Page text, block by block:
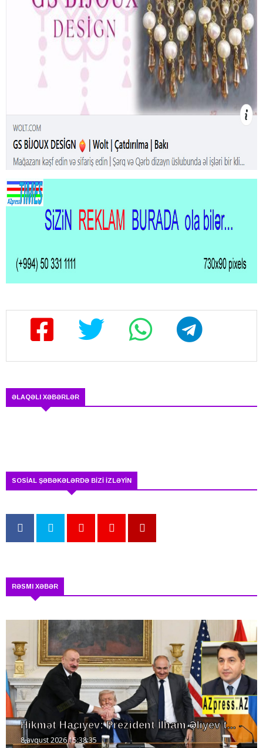
ƏLAQƏLI XƏBƏRLƏR
SOSİAL ŞƏBƏKƏLƏRDƏ BİZİ İZLƏYİN
RƏSMI XƏBƏR
Hikmət Hacıyev: Prezident İlham Əliyev t...
8 avqust 2026 15:38:35